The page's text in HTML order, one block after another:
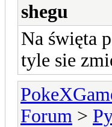
shegu
Na święta
tyle sie
Forum >